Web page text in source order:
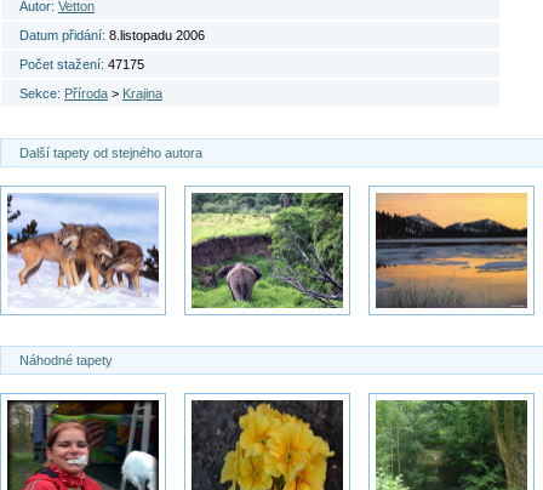
Autor: Vetton
Datum přidání: 8.listopadu 2006
Počet stažení: 47175
Sekce: Příroda > Krajina
Další tapety od stejného autora
Náhodné tapety